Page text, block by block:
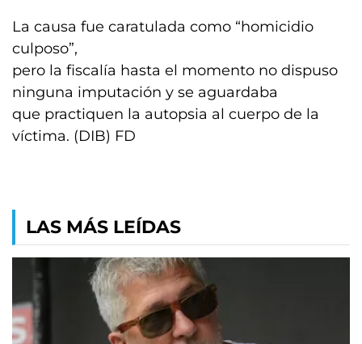
La causa fue caratulada como “homicidio
culposo”,
pero la fiscalía hasta el momento no dispuso
ninguna imputación y se aguardaba
que practiquen la autopsia al cuerpo de la
víctima. (DIB) FD
LAS MÁS LEÍDAS